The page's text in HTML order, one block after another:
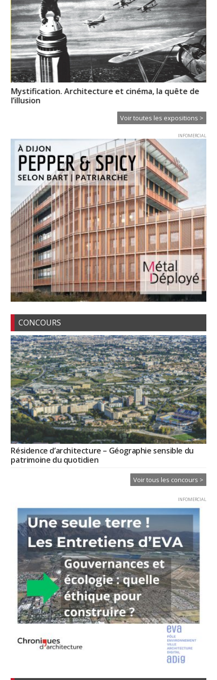
Mystification. Architecture et cinéma, la quête de
l’illusion
Voir toutes les expositions >
INFOMERCIAL
CONCOURS
Résidence d’architecture – Géographie sensible du
patrimoine du quotidien
Voir tous les concours >
INFOMERCIAL